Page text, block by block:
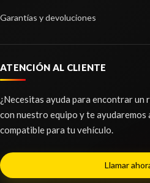
PUENTE DELANTERO
KIA CARENS IV 1.6 GDI
Ref: 2274354 OEM:
Garantías y devoluciones
ATENCIÓN AL CLIENTE
¿Necesitas ayuda para encontrar un
con nuestro equipo y te ayudaremos
compatible para tu vehículo.
Llamar